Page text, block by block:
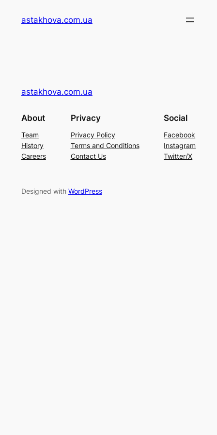
astakhova.com.ua
astakhova.com.ua
About
Team
History
Careers
Privacy
Privacy Policy
Terms and Conditions
Contact Us
Social
Facebook
Instagram
Twitter/X
Designed with WordPress